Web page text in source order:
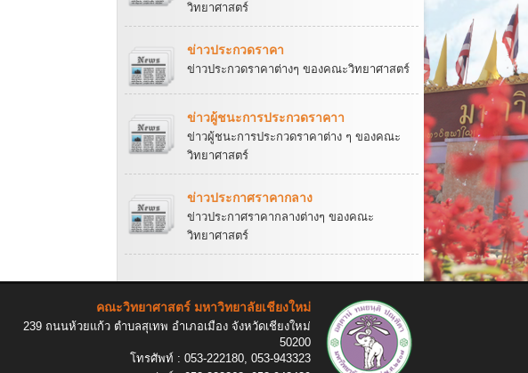
วิทยาศาสตร์
ข่าวประกวดราคา
ข่าวประกวดราคาต่างๆ ของคณะวิทยาศาสตร์
ข่าวผู้ชนะการประกวดราคาา
ข่าวผู้ชนะการประกวดราคาต่าง ๆ ของคณะ
วิทยาศาสตร์
ข่าวประกาศราคากลาง
ข่าวประกาศราคากลางต่างๆ ของคณะ
วิทยาศาสตร์
คณะวิทยาศาสตร์ มหาวิทยาลัยเชียงใหม่
239 ถนนห้วยแก้ว ตำบลสุเทพ อำเภอเมือง จังหวัดเชียงใหม่
50200
โทรศัพท์ : 053-222180, 053-943323